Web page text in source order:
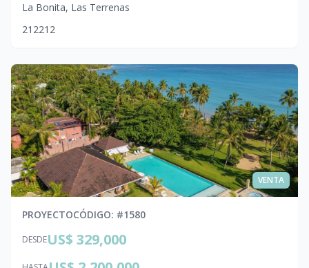
La Bonita, Las Terrenas
21 2212
VENTA
PROYECTOCÓDIGO: #1580
DESDEUS$ 329,000